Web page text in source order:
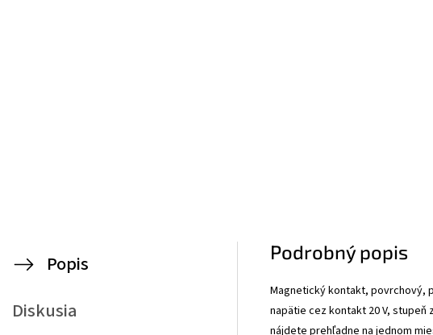
Popis
Diskusia
Podrobný popis
Magnetický kontakt, povrchový,
napätie cez kontakt 20 V, stupeň
nájdete prehľadne na jednom